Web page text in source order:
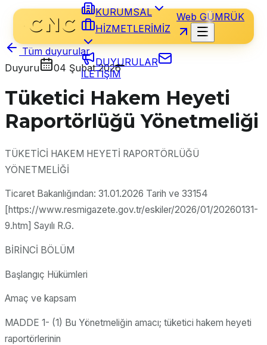
KURUMSAL
HİZMETLERİMİZ
DUYURULAR
İLETİŞİM
Web GÜMRÜK
Tüm duyurular
Duyuru
04 Şubat 2026
Tüketici Hakem Heyeti
Raportörlüğü Yönetmeliği
TÜKETİCİ HAKEM HEYETİ RAPORTÖRLÜĞÜ
YÖNETMELİĞİ
Ticaret Bakanlığından: 31.01.2026 Tarih ve 33154
[https://www.resmigazete.gov.tr/eskiler/2026/01/20260131-
9.htm] Sayılı R.G.
BİRİNCİ BÖLÜM
Başlangıç Hükümleri
Amaç ve kapsam
MADDE 1- (1) Bu Yönetmeliğin amacı; tüketici hakem heyeti
raportörlerinin